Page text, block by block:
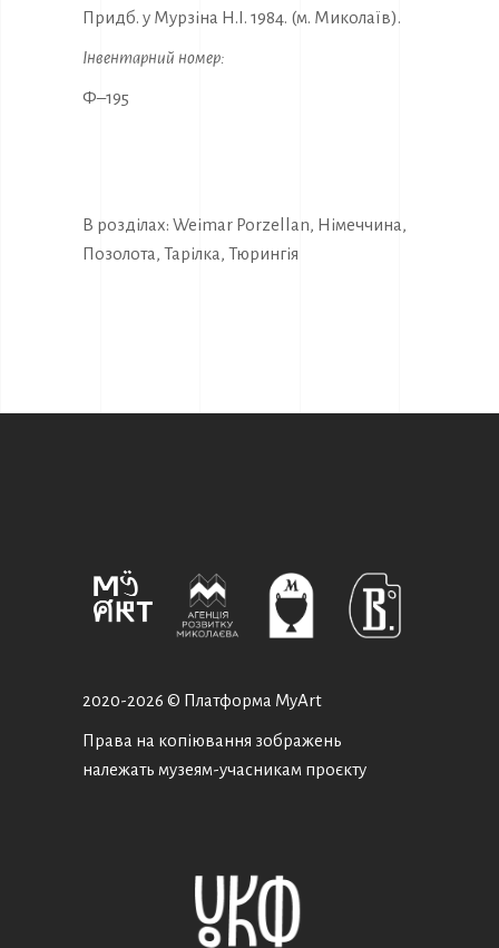
Придб. у Мурзіна Н.І. 1984. (м. Миколаїв).
Інвентарний номер:
Ф–195
В розділах: Weimar Porzellan, Німеччина,
Позолота, Тарілка, Тюрингія
2020-2026 © Платформа MyArt
Права на копіювання зображень
належать музеям-учасникам проєкту